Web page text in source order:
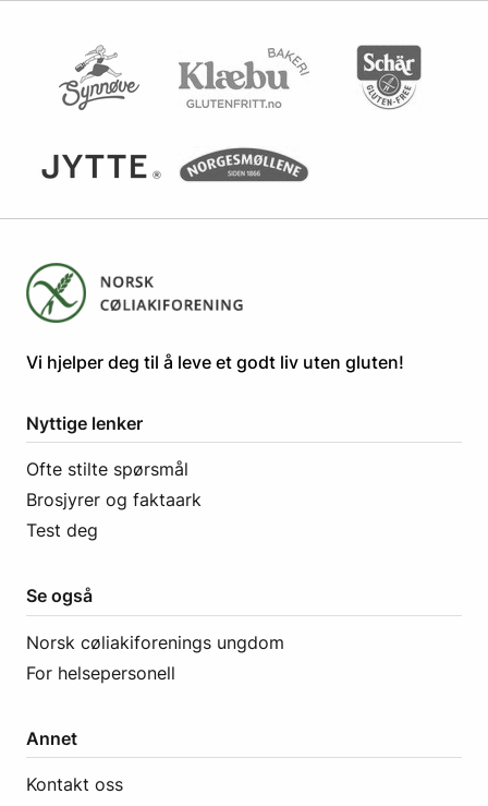
​​​​Vi hjelper deg til å leve et godt liv uten gluten! ​
Nyttige lenker
Ofte stilte spørsmål
Brosjyrer og faktaark
Test deg
Se også
Norsk cøliakiforenings ungdom
For helsepersonell
Annet
Kontakt oss